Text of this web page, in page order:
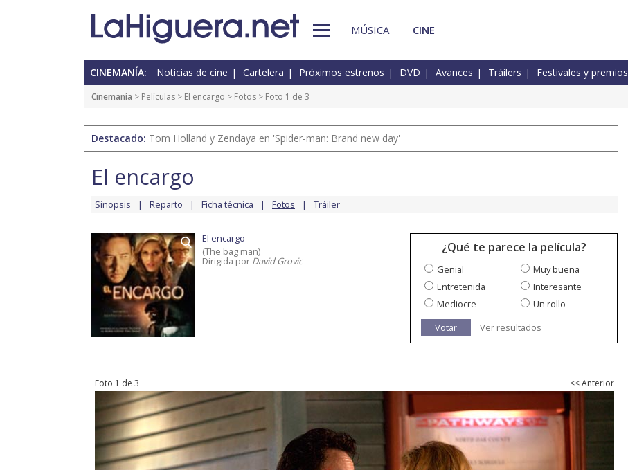
MÚSICA CINE
CINEMANÍA: Noticias de cine Cartelera Próximos estrenos DVD Avances Tráilers Festivales y premios
Cinemanía > Películas > El encargo > Fotos > Foto 1 de 3
Destacado: Tom Holland y Zendaya en 'Spider-man: Brand new day'
El encargo
Sinopsis Reparto Ficha técnica Fotos Tráiler
El encargo
(The bag man)
Dirigida por David Grovic
¿Qué te parece la película?
Genial
Muy buena
Entretenida
Interesante
Mediocre
Un rollo
Votar
Ver resultados
Foto 1 de 3 << Anterior